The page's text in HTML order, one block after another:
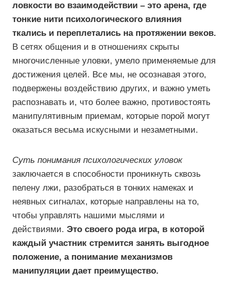
ловкости во взаимодействии – это арена, где
тонкие нити психологического влияния
ткались и переплетались на протяжении веков.
В сетях общения и в отношениях скрыты
многочисленные уловки, умело применяемые для
достижения целей. Все мы, не осознавая этого,
подвержены воздействию других, и важно уметь
распознавать и, что более важно, противостоять
манипулятивным приемам, которые порой могут
оказаться весьма искусными и незаметными.
Суть понимания психологических уловок
заключается в способности проникнуть сквозь
пелену лжи, разобраться в тонких намеках и
неявных сигналах, которые направлены на то,
чтобы управлять нашими мыслями и
действиями. Это своего рода игра, в которой
каждый участник стремится занять выгодное
положение, а понимание механизмов
манипуляции дает преимущество.